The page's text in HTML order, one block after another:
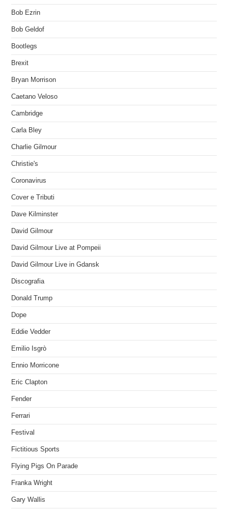
Bob Ezrin
Bob Geldof
Bootlegs
Brexit
Bryan Morrison
Caetano Veloso
Cambridge
Carla Bley
Charlie Gilmour
Christie's
Coronavirus
Cover e Tributi
Dave Kilminster
David Gilmour
David Gilmour Live at Pompeii
David Gilmour Live in Gdansk
Discografia
Donald Trump
Dope
Eddie Vedder
Emilio Isgrò
Ennio Morricone
Eric Clapton
Fender
Ferrari
Festival
Fictitious Sports
Flying Pigs On Parade
Franka Wright
Gary Wallis